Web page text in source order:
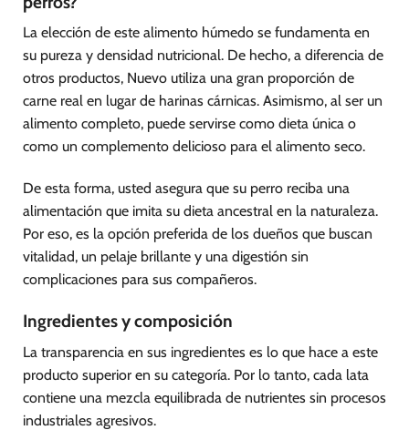
La elección de este alimento húmedo se fundamenta en
su pureza y densidad nutricional. De hecho, a diferencia de
otros productos, Nuevo utiliza una gran proporción de
carne real en lugar de harinas cárnicas. Asimismo, al ser un
alimento completo, puede servirse como dieta única o
como un complemento delicioso para el alimento seco.
De esta forma, usted asegura que su perro reciba una
alimentación que imita su dieta ancestral en la naturaleza.
Por eso, es la opción preferida de los dueños que buscan
vitalidad, un pelaje brillante y una digestión sin
complicaciones para sus compañeros.
Ingredientes y composición
La transparencia en sus ingredientes es lo que hace a este
producto superior en su categoría. Por lo tanto, cada lata
contiene una mezcla equilibrada de nutrientes sin procesos
industriales agresivos.